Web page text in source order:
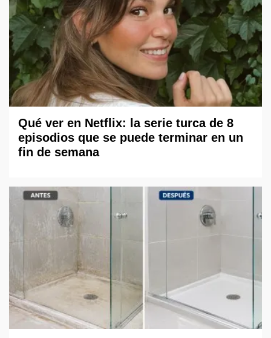
Qué ver en Netflix: la serie turca de 8
episodios que se puede terminar en un
fin de semana